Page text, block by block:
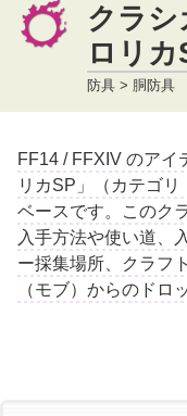
クラシ
ロリカ
防具 > 胴防具
FF14 / FFXIV のアイ
リカSP」（カテゴ
ベースです。このク
入手方法や使い道、
ー採集場所、クラフ
（モブ）からのドロ